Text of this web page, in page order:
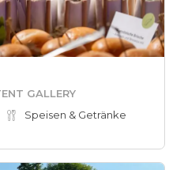
GALLERY
Speisen & Getränke